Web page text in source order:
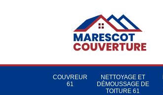
COUVREUR
61
NETTOYAGE ET
DÉMOUSSAGE DE
TOITURE 61